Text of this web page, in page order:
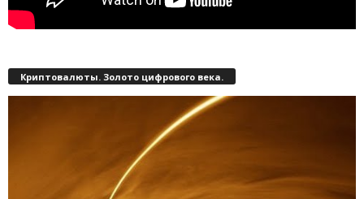
Криптовалюты. Золото цифрового века.